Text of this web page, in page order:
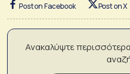
Post on Facebook Post on X
Ανακαλύψτε